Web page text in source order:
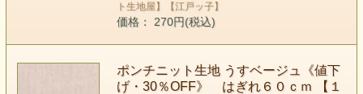
ト生地屋】【江戸ッ子】
価格： 270円(税込)
ポンチニット生地 うすベージュ《値下
げ・30％OFF》 はぎれ６０ｃｍ 【１